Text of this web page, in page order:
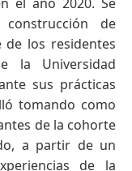
de
de los residentes
la Universidad
sus prácticas
tomando como
de la cohorte
a partir de un
de la